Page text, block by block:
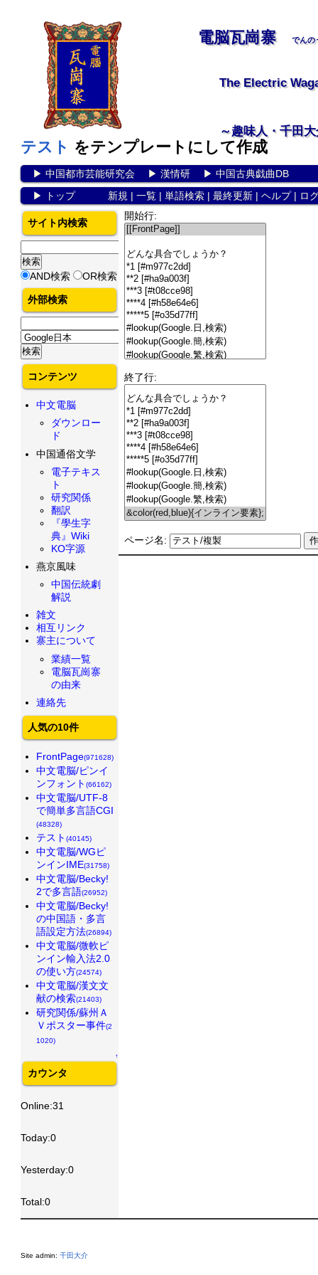
電脳瓦崗寨 でんの
The Electric
～趣味人・千田
テスト をテンプレートにして作成
▶ 中国都市芸能研究会▶ 漢情研▶ 中国古典戯曲DB
▶
トップ 新規 | 一覧| 単語検索| 最終更新| ヘルプ| ロ
開始行:
終了行:
ページ名:
サイト内検索
AND検索 OR検索
外部検索
コンテンツ
中文電脳
ダウンロー
ド
中国通俗文学
電子テキス
ト
研究関係
翻訳
『學生字
典』Wiki
KO字源
燕京風味
中国伝統劇
解説
雑文
相互リンク
寨主について
業績一覧
電脳瓦崗寨
の由来
連絡先
人気の10件
FrontPage(971628)
中文電脳/ピンイ
ンフォント (66162)
中文電脳/UTF-8
で簡単多言語CGI
(48328)
テスト (40145)
中文電脳/WGピ
ンインIME(31758)
中文電脳/Becky!
2で多言語(26952)
中文電脳/Becky!
の中国語・多言
語設定方法(26894)
中文電脳/微軟ピ
ンイン輸入法2.0
の使い方(24574)
中文電脳/漢文文
献の検索(21403)
研究関係/蘇州Ａ
Ｖポスター事件(2
1020)
↑
カウンタ
Online:31
Today:0
Yesterday:0
Total:0
Site admin: 千田大介